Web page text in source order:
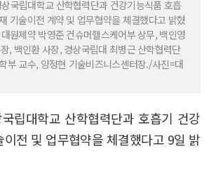
국립대학교 산학협력단과 건강기능식품 호흡
기술이전 계약 및 업무협약을 체결했다고 밝혔
원제약 박영준 컨슈머헬스케어부 상무, 백인영
, 백인환 사장, 경상국립대 최병근 산학협력단
부 교수, 양정현 기술비즈니스센터장./사진=대
립대학교 산학협력단과 호흡기 건강
전 및 업무협약을 체결했다고 9일 밝